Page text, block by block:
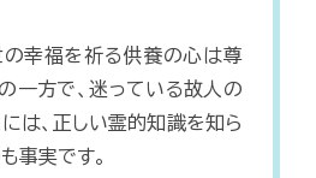
の幸福を祈る供養の心は尊
一方で、迷っている故人の
は、正しい霊的知識を知ら
事実です。